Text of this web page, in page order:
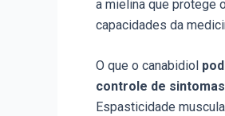
a mielina que protege
capacidades da
O que o canabidiol
controle de sintomas
Espasticidade